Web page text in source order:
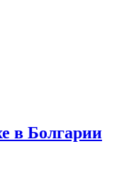
в Болгарии